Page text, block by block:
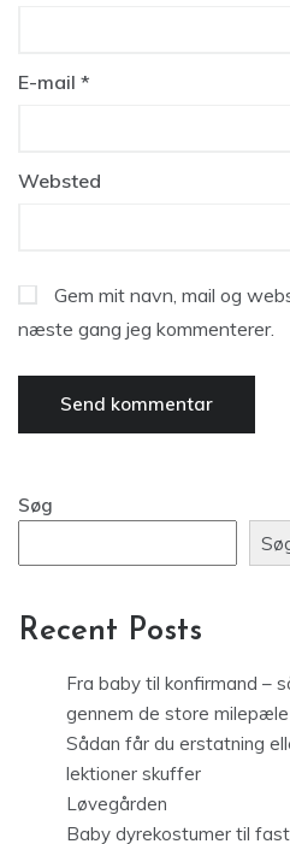
E-mail *
Websted
Gem mit navn, mail og
næste gang jeg kommenterer.
Søg
Recent Posts
Fra baby til konfirmand –
gennem de store milepæle
Sådan får du erstatning
lektioner skuffer
Løvegården
Baby dyrekostumer til